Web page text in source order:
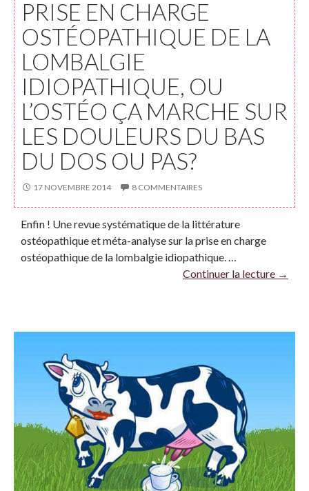
PRISE EN CHARGE
OSTÉOPATHIQUE DE LA
LOMBALGIE
IDIOPATHIQUE, OU
L’OSTÉO ÇA MARCHE SUR
LES DOULEURS DU BAS
DU DOS OU PAS?
17 NOVEMBRE 2014 8 COMMENTAIRES
Enfin ! Une revue systématique de la littérature
ostéopathique et méta-analyse sur la prise en charge
ostéopathique de la lombalgie idiopathique. …
Continuer la lecture →